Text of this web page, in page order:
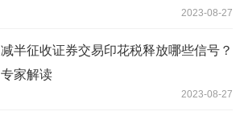
2023-08-27
减半征收证券交易印花税释放哪些信号？
专家解读
2023-08-27